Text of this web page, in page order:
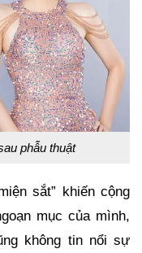
phẫu thuật
sắt” khiến cộng
mục của mình,
không tin nổi sự